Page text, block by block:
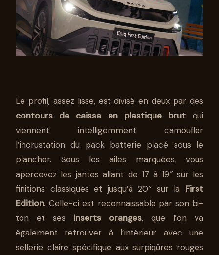
Le profil, assez lisse, est divisé en deux par des
contours de caisse en plastique brutqui
viennent intelligemment camoufler
l’incrustation du pack batterie placé sous le
plancher. Sous les ailes marquées, vous
apercevez les jantes allant de 17 à 19″ sur les
finitions classiques et jusqu’à 20″ sur la First
Edition. Celle-ci est reconnaissable par son bi-
ton et ses inserts oranges, que l’on va
également retrouver à l’intérieur avec une
sellerie claire spécifique aux surpiqûres rouges